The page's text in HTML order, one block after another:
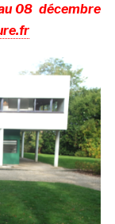
08 décembre